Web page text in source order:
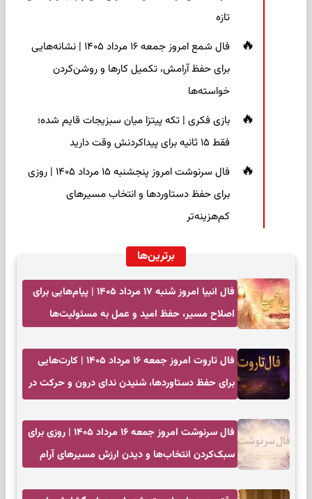
تازه
فال شمع امروز جمعه ۱۶ مرداد ۱۴۰۵ | نشانه‌هایی
برای حفظ آرامش، تکمیل کارها و روشن‌کردن
خواسته‌ها
بازی فکری | تکه پیتزا میان سبزیجات قایم شده؛
فقط ۱۵ ثانیه برای پیداکردنش وقت دارید
فال سرنوشت امروز پنجشنبه ۱۵ مرداد ۱۴۰۵ | روزی
برای حفظ دستاوردها و انتخاب مسیرهای
کم‌هزینه‌تر
برترین‌ها
فال انبیا امروز شنبه ۱۷ مرداد ۱۴۰۵ | پیام‌هایی برای
اصلاح مسیر، حفظ امید و عمل به مسئولیت‌ها
فال تاروت امروز جمعه ۱۶ مرداد ۱۴۰۵ | کارت‌هایی
برای حفظ دستاوردها، شنیدن ندای درون و حرکت در
فال سرنوشت امروز جمعه ۱۶ مرداد ۱۴۰۵ | روزی برای
سبک‌کردن انتخاب‌ها و دیدن ارزش مسیرهای آرام